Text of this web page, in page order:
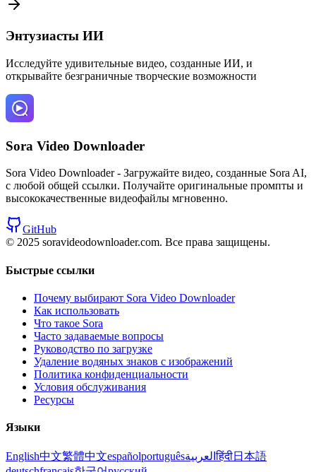
Энтузиасты ИИ
Исследуйте удивительные видео, созданные ИИ, и
открывайте безграничные творческие возможности
Sora Video Downloader
Sora Video Downloader - Загружайте видео, созданные Sora AI,
с любой общей ссылки. Получайте оригинальные промпты и
высококачественные видеофайлы мгновенно.
GitHub
© 2025 soravideodownloader.com. Все права защищены.
Быстрые ссылки
Почему выбирают Sora Video Downloader
Как использовать
Что такое Sora
Часто задаваемые вопросы
Руководство по загрузке
Удаление водяных знаков с изображений
Политика конфиденциальности
Условия обслуживания
Ресурсы
Языки
English中文繁體中文españolportuguêsالعربيةहिंदी日本語